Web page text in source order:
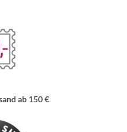
ab 150 €